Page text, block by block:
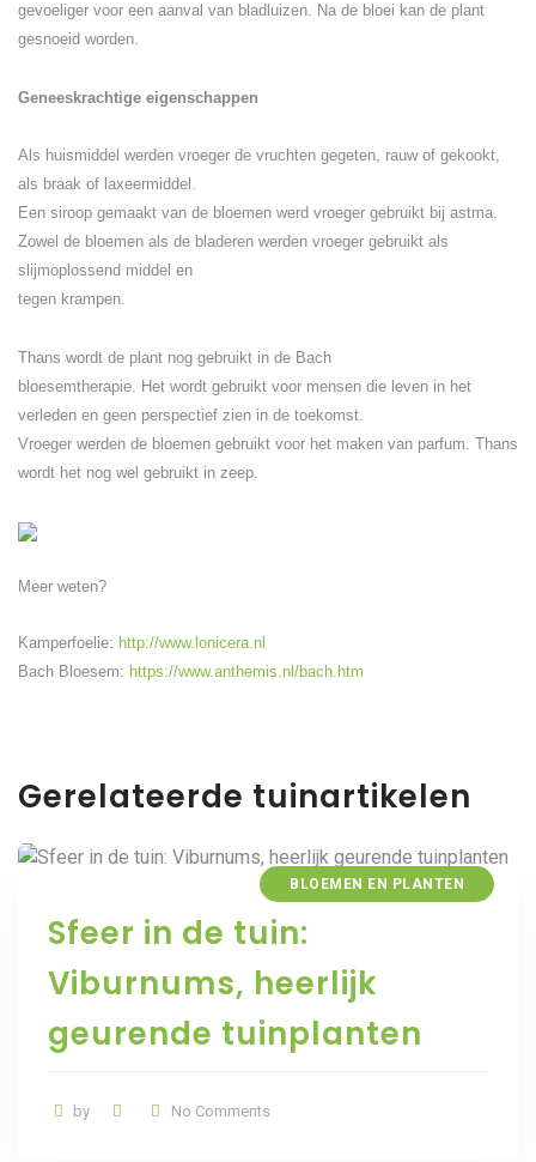
gevoeliger voor een aanval van bladluizen. Na de bloei kan de plant
gesnoeid worden.
Geneeskrachtige eigenschappen
Als huismiddel werden vroeger de vruchten gegeten, rauw of gekookt,
als braak of laxeermiddel.
Een siroop gemaakt van de bloemen werd vroeger gebruikt bij astma.
Zowel de bloemen als de bladeren werden vroeger gebruikt als
slijmoplossend middel en
tegen krampen.
Thans wordt de plant nog gebruikt in de Bach
bloesemtherapie. Het wordt gebruikt voor mensen die leven in het
verleden en geen perspectief zien in de toekomst.
Vroeger werden de bloemen gebruikt voor het maken van parfum. Thans
wordt het nog wel gebruikt in zeep.
Meer weten?
Kamperfoelie: http://www.lonicera.nl
Bach Bloesem: https://www.anthemis.nl/bach.htm
Gerelateerde tuinartikelen
BLOEMEN EN PLANTEN
Sfeer in de tuin:
Viburnums, heerlijk
geurende tuinplanten
by No Comments